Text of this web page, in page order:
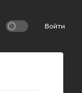
Войти